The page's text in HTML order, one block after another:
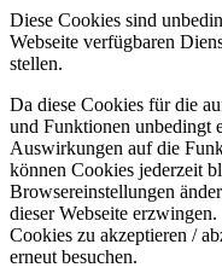
Diese Cookies sind
Webseite verfügbaren
stellen.
Da diese Cookies für die
und Funktionen unbedingt
Auswirkungen auf die
können Cookies jederzeit
Browsereinstellungen
dieser Webseite
Cookies zu akzeptieren /
erneut besuchen.